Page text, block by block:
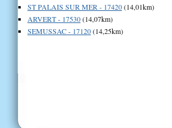
ST PALAIS SUR MER - 17420(14,01km)
ARVERT - 17530(14,07km)
SEMUSSAC - 17120(14,25km)